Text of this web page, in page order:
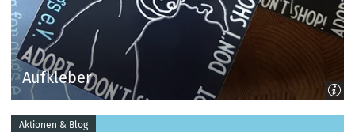
Aufkleber
Aktionen & Blog